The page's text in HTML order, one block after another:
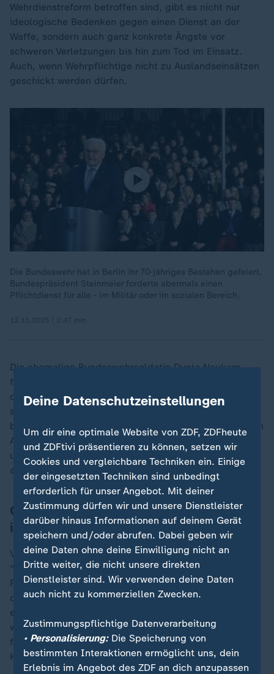
Wehrdienstreform betroffen sind, gibt es nicht nur
ideologische Bedenken gegen einen Dienst an der
Waffe, sondern auch ganz konkrete Ängste vor
schweren Verletzungen bis hin zum Tod im Einsatz.
Auch, wenn Wehrpflichtige nicht zu Auslandseinsätzen
geschickt werden dürfen.
Die Bundeswehr hat in Berlin ihr 70-jähriges Bestehen gefeiert.
Bundespräsident Steinmeier forderte abermals einen
Pflichtdienst für alle - im Militär oder im sozialen Bereich.
Die ehemalige Bundeswehrsoldatin Dunja Neukam
forderte bei "Lanz", öffentlich und unmissverständlich
darüber zu sprechen, welche Belastungen Einsätze mit
sich bringen - was sie für die einzelnen Soldaten
bedeuten und welche Auswirkungen sie auch auf deren
Angehörige haben. "Was passieren kann, auf was wir
uns einstellen müssen, wie viele traumatisiert sind und
auch moralisch verwundet sind."
Oberleutnant: "Mir war nicht klar, was
ich dort machen würde"
Von solchen moralischen Verwundungen sprach bei
"Markus Lanz" unter anderem der Hauptmann der
Reserve Marc Hinzmann. Am 13. August 2021 wurde
der damalige Oberleutnant Hinzmann alarmiert und zu
einem Einsatz beordert. Er war im festen Glauben, er
würde mit seiner Truppe nach Taschkent in Usbekistan
fliegen. Erst am Flughafen erfuhr er, dass er nach
Kabul inAfghanistanfliegen würde.
Deine Datenschutzeinstellungen
Um dir eine optimale Website von ZDF, ZDFheute
und ZDFtivi präsentieren zu können, setzen wir
Cookies und vergleichbare Techniken ein. Einige
der eingesetzten Techniken sind unbedingt
erforderlich für unser Angebot. Mit deiner
Zustimmung dürfen wir und unsere Dienstleister
darüber hinaus Informationen auf deinem Gerät
speichern und/oder abrufen. Dabei geben wir
deine Daten ohne deine Einwilligung nicht an
Dritte weiter, die nicht unsere direkten
Dienstleister sind. Wir verwenden deine Daten
auch nicht zu kommerziellen Zwecken.
Zustimmungspflichtige Datenverarbeitung
• Personalisierung:Die Speicherung von
bestimmten Interaktionen ermöglicht uns, dein
Erlebnis im Angebot des ZDF an dich anzupassen